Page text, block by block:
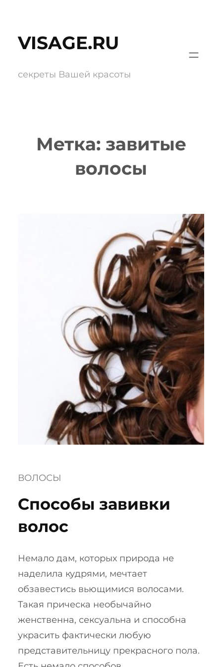
содержимому
VISAGE.RU
секреты Вашей красоты
Метка: завитые
волосы
ВОЛОСЫ
Способы завивки
волос
Немало дам, которых природа не
наделила кудрями, мечтает
обзавестись вьющимися волосами.
Такая прическа необычайно
женственна, сексуальна и способна
украсить фактически любую
представительницу прекрасного пола.